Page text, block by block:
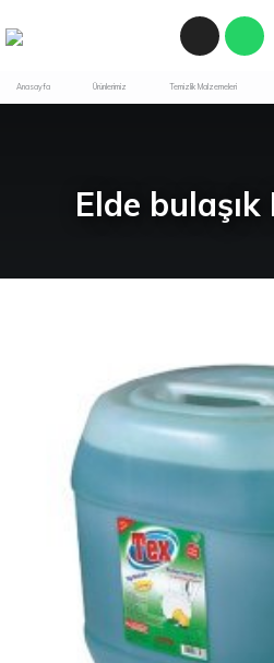
Elde bulaşık
Anasayfa Ürünlerimiz Temizlik Malzemeleri